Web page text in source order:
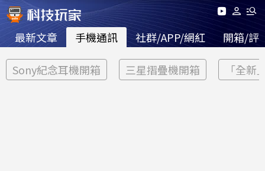
最新文章 手機通訊 社群/APP/網紅 開箱/評
Sony紀念耳機開箱 三星摺疊機開箱 「全新